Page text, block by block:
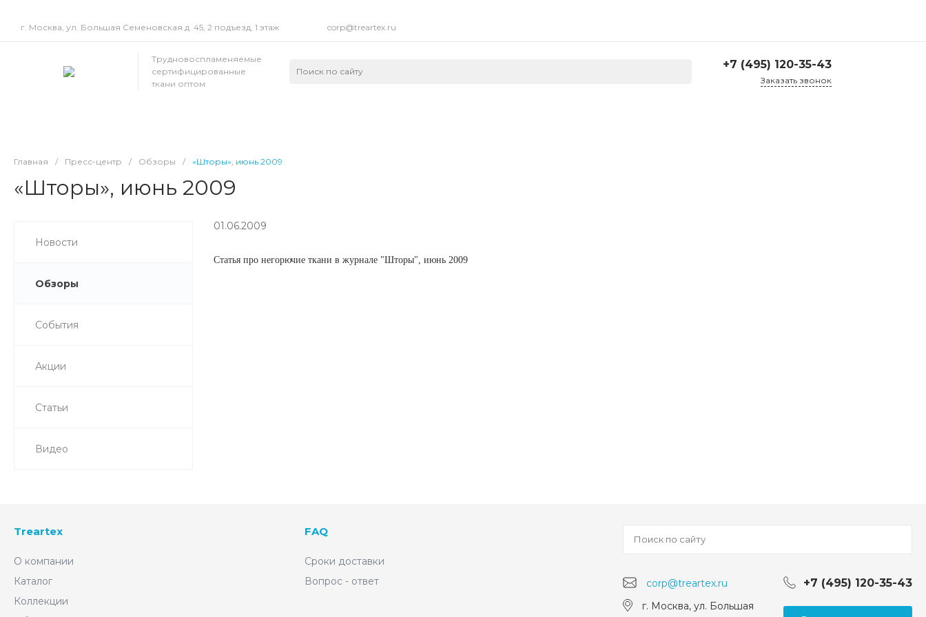
г. Москва, ул. Большая Семеновская д. 45, 2 подъезд, 1 этаж corp@treartex.ru
Трудновоспламеняемые
сертифицированные
ткани оптом
+7 (495) 120-35-43
Заказать звонок
Главная / Пресс-центр / Обзоры / «Шторы», июнь 2009
«Шторы», июнь 2009
Новости
Обзоры
События
Акции
Статьи
Видео
01.06.2009
Статья про негорючие ткани в журнале "Шторы", июнь 2009
Treartex
О компании
Каталог
Коллекции
FAQ
Сроки доставки
Вопрос - ответ
corp@treartex.ru +7 (495) 120-35-43
г. Москва, ул. Большая